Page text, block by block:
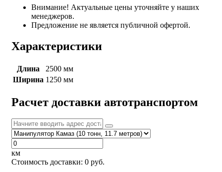
Внимание! Актуальные цены уточняйте у наших
менеджеров.
Предложение не является публичной офертой.
Характеристики
Длина
2500 мм
Ширина 1250 мм
Расчет доставки автотранспортом
км
Стоимость доставки: 0 руб.